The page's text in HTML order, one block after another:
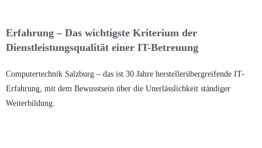
Erfahrung – Das wichtigste Kriterium der
Dienstleistungsqualität einer IT-Betreuung
Computertechnik Salzburg – das ist 30 Jahre herstellerübergreifende IT-
Erfahrung, mit dem Bewusstsein über die Unerlässlichkeit ständiger
Weiterbildung.